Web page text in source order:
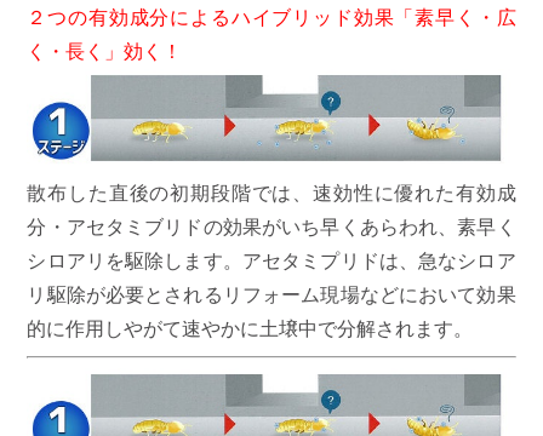
２つの有効成分によるハイブリッド効果「素早く・広
く・長く」効く！
散布した直後の初期段階では、速効性に優れた有効成
分・アセタミブリドの効果がいち早くあらわれ、素早く
シロアリを駆除します。アセタミプリドは、急なシロア
リ駆除が必要とされるリフォーム現場などにおいて効果
的に作用しやがて速やかに土壌中で分解されます。